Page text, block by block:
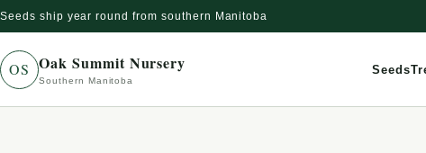
et passer au contenu
Seeds ship year round from southern Manitoba
OS Oak Summit Nursery
Southern Manitoba
Seeds